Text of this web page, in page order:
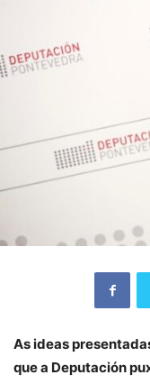
As ideas
que a Deputación